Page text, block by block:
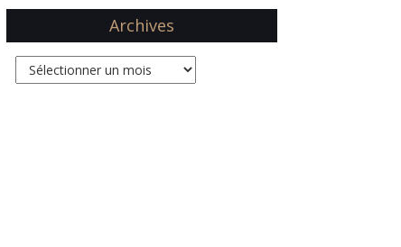
Archives
Archives